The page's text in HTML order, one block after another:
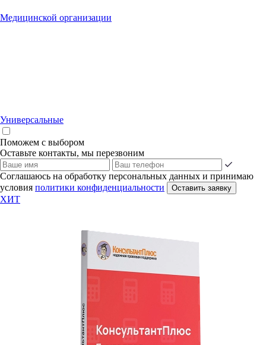
Медицинской организации
Универсальные
Поможем с выбором
Оставьте контакты, мы перезвоним
Соглашаюсь на обработку персональных данных и принимаю
условия политики конфиденциальности Оставить заявку
ХИТ